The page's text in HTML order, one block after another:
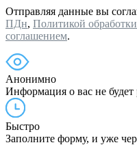
Отправляя данные вы
ПДн, Политикой
соглашением.
Анонимно
Информация о вас не будет
Быстро
Заполните форму, и уже